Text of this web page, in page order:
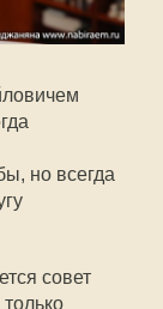
но всегда
совет